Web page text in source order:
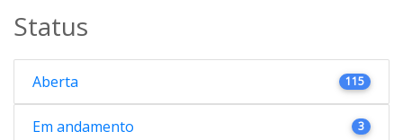
Status
Aberta 115
Em andamento 3